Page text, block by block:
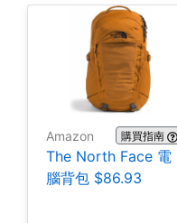
Amazon 購買指南
The North Face 電
腦背包 $86.93